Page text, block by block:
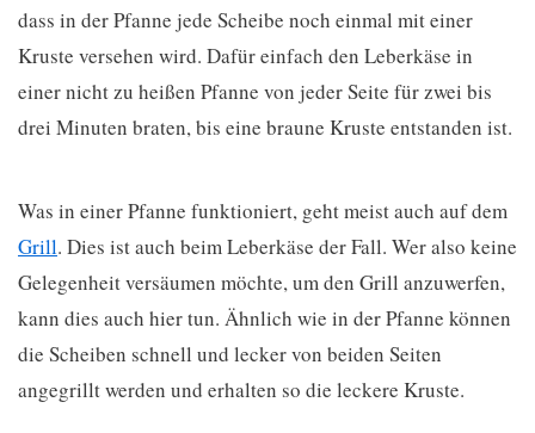
dass in der Pfanne jede Scheibe noch einmal mit einer
Kruste versehen wird. Dafür einfach den Leberkäse in
einer nicht zu heißen Pfanne von jeder Seite für zwei bis
drei Minuten braten, bis eine braune Kruste entstanden ist.
Was in einer Pfanne funktioniert, geht meist auch auf dem
Grill. Dies ist auch beim Leberkäse der Fall. Wer also keine
Gelegenheit versäumen möchte, um den Grill anzuwerfen,
kann dies auch hier tun. Ähnlich wie in der Pfanne können
die Scheiben schnell und lecker von beiden Seiten
angegrillt werden und erhalten so die leckere Kruste.